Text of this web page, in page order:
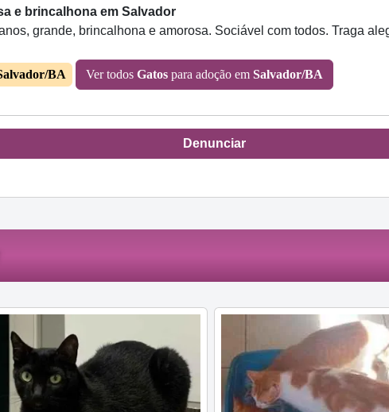
e brincalhona em Salvador
grande, brincalhona e amorosa. Sociável com todos. Traga
BA Ver todos Gatos para adoção em Salvador/BA
Denunciar